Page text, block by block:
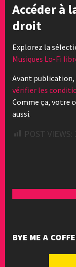
Accéder à
droit
Explorez la
Musiques Lo-Fi
Avant publication,
vérifier les
Comme ça, votre
aussi.
POST VIEWS:
BYE ME A